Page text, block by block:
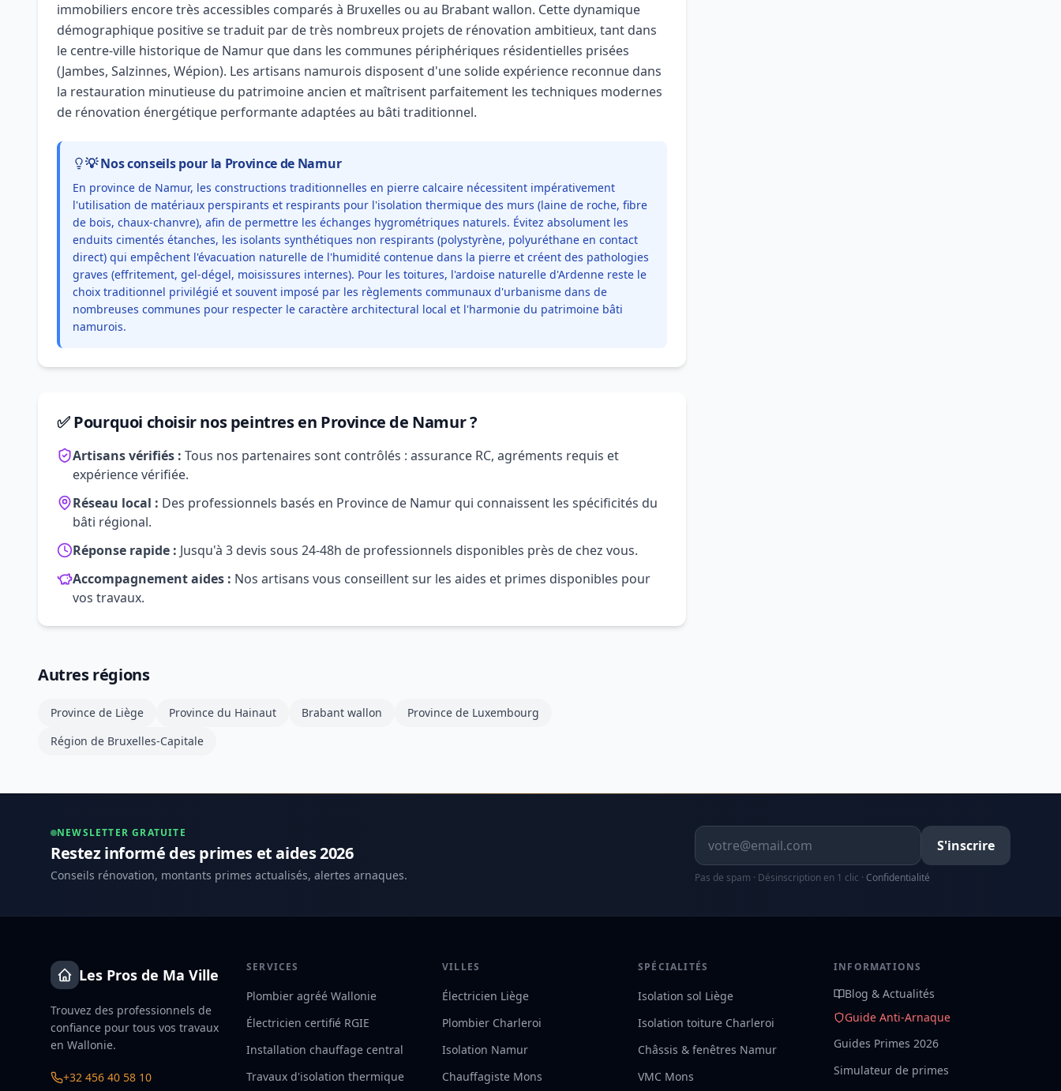
immobiliers encore très accessibles comparés à Bruxelles ou au Brabant wallon. Cette dynamique
démographique positive se traduit par de très nombreux projets de rénovation ambitieux, tant dans
le centre-ville historique de Namur que dans les communes périphériques résidentielles prisées
(Jambes, Salzinnes, Wépion). Les artisans namurois disposent d'une solide expérience reconnue dans
la restauration minutieuse du patrimoine ancien et maîtrisent parfaitement les techniques modernes
de rénovation énergétique performante adaptées au bâti traditionnel.
💡 Nos conseils pour la Province de Namur
En province de Namur, les constructions traditionnelles en pierre calcaire nécessitent impérativement
l'utilisation de matériaux perspirants et respirants pour l'isolation thermique des murs (laine de roche, fibre
de bois, chaux-chanvre), afin de permettre les échanges hygrométriques naturels. Évitez absolument les
enduits cimentés étanches, les isolants synthétiques non respirants (polystyrène, polyuréthane en contact
direct) qui empêchent l'évacuation naturelle de l'humidité contenue dans la pierre et créent des pathologies
graves (effritement, gel-dégel, moisissures internes). Pour les toitures, l'ardoise naturelle d'Ardenne reste le
choix traditionnel privilégié et souvent imposé par les règlements communaux d'urbanisme dans de
nombreuses communes pour respecter le caractère architectural local et l'harmonie du patrimoine bâti
namurois.
✅ Pourquoi choisir nos peintres en Province de Namur ?
Artisans vérifiés : Tous nos partenaires sont contrôlés : assurance RC, agréments requis et
expérience vérifiée.
Réseau local : Des professionnels basés en Province de Namur qui connaissent les spécificités du
bâti régional.
Réponse rapide : Jusqu'à 3 devis sous 24-48h de professionnels disponibles près de chez vous.
Accompagnement aides : Nos artisans vous conseillent sur les aides et primes disponibles pour
vos travaux.
Autres régions
Province de Liège Province du Hainaut Brabant wallon
Province de Luxembourg
Région de Bruxelles-Capitale
NEWSLETTER GRATUITE
Restez informé des primes et aides 2026
Conseils rénovation, montants primes actualisés, alertes arnaques.
Adresse email
S'inscrire
Pas de spam · Désinscription en 1 clic · Confidentialité
Les Pros de Ma Ville
Trouvez des professionnels de
confiance pour tous vos travaux
en Wallonie.
+32 456 40 58 10
SERVICES
Plombier agréé Wallonie
Électricien certifié RGIE
Installation chauffage central
Travaux d'isolation thermique
VILLES
Électricien Liège
Plombier Charleroi
Isolation Namur
Chauffagiste Mons
SPÉCIALITÉS
Isolation sol Liège
Isolation toiture Charleroi
Châssis & fenêtres Namur
VMC Mons
INFORMATIONS
Blog & Actualités
Guide Anti-Arnaque
Guides Primes 2026
Simulateur de primes